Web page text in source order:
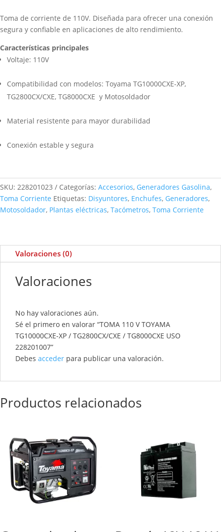
Toma de corriente de 110V. Diseñada para ofrecer una conexión
segura y confiable en aplicaciones de alto rendimiento.
Características principales
Voltaje: 110V
Compatibilidad con modelos: Toyama TG10000CXE-XP,
TG2800CX/CXE, TG8000CXE y Motosoldador
Material resistente para mayor durabilidad
Conexión estable y segura
SKU: 228201023 Categorías: Accesorios, Generadores Gasolina,
Toma Corriente Etiquetas: Disyuntores, Enchufes, Generadores,
Motosoldador, Plantas eléctricas, Tacómetros, Toma Corriente
Valoraciones (0)
Valoraciones
No hay valoraciones aún.
Sé el primero en valorar “TOMA 110 V TOYAMA
TG10000CXE-XP / TG2800CX/CXE / TG8000CXE USO
228201007”
Debes acceder para publicar una valoración.
Productos relacionados